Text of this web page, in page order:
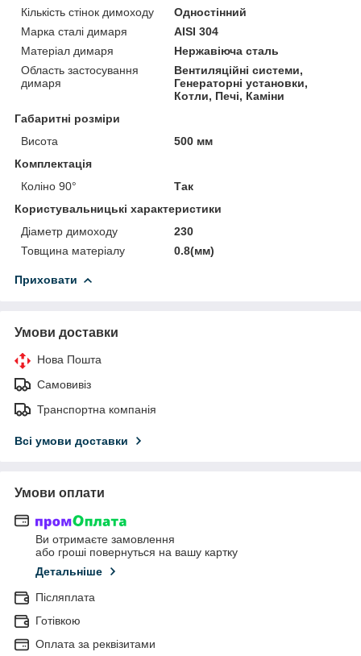
Кількість стінок димоходу
Одностінний
Марка сталі димаря
AISI 304
Матеріал димаря
Нержавіюча сталь
Область застосування
димаря
Вентиляційні системи,
Генераторні установки,
Котли, Печі, Каміни
Габаритні розміри
Висота
500 мм
Комплектація
Коліно 90°
Так
Користувальницькі характеристики
Діаметр димоходу
230
Товщина матеріалу
0.8(мм)
Приховати
Умови доставки
Нова Пошта
Самовивіз
Транспортна компанія
Всі умови доставки
Умови оплати
Ви отримаєте замовлення
або гроші повернуться на вашу картку
Детальніше
Післяплата
Готівкою
Оплата за реквізитами